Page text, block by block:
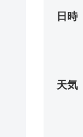
日時
天気